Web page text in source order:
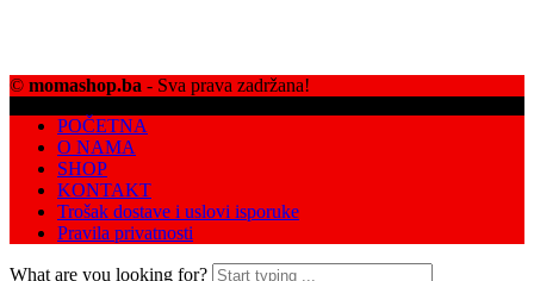
© momashop.ba - Sva prava zadržana!
POČETNA
O NAMA
SHOP
KONTAKT
Trošak dostave i uslovi isporuke
Pravila privatnosti
What are you looking for?